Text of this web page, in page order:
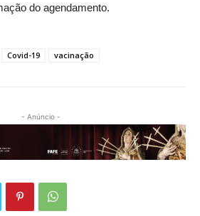
do agendamento.
Covid-19 vacinação
- Anúncio -